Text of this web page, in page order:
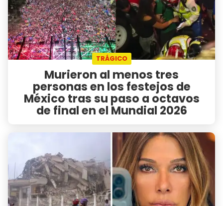
TRÁGICO
Murieron al menos tres
personas en los festejos de
México tras su paso a octavos
de final en el Mundial 2026